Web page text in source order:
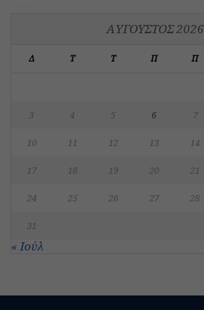
ΑΎΓΟΥΣΤΟΣ 2026
Δ Τ Τ Π Π
3 4 5 6 7
10 11 12 13 14
17 18 19 20 21
24 25 26 27 28
31
« Ιούλ